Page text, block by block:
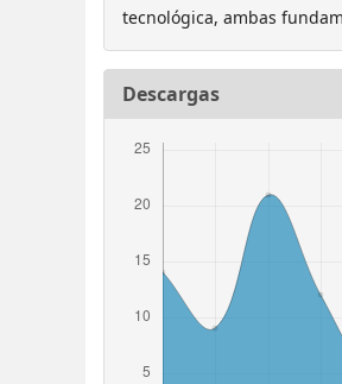
tecnológica, ambas
Descargas